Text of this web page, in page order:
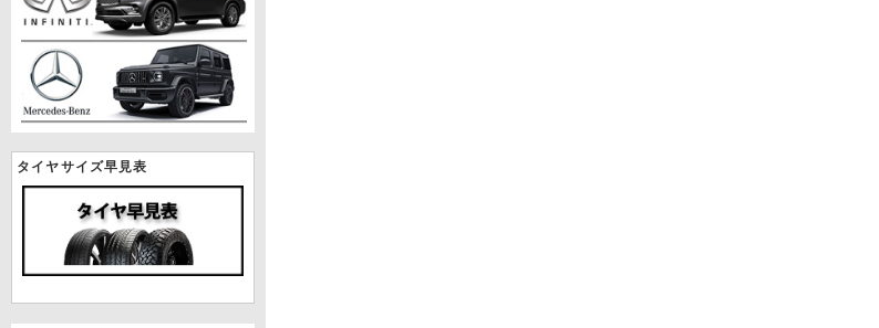
タイヤサイズ早見表